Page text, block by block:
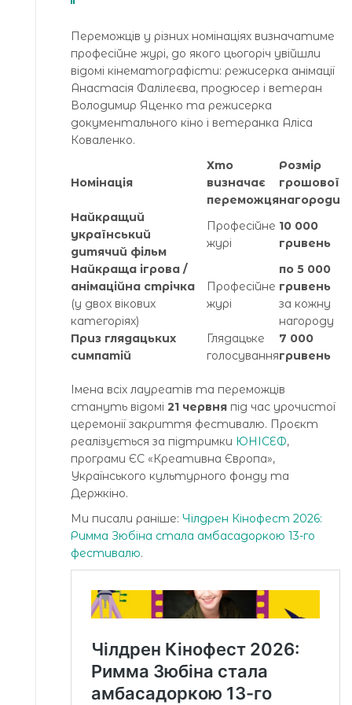
Переможців у різних номінаціях визначатиме
професійне журі, до якого цьогоріч увійшли
відомі кінематографісти: режисерка анімації
Анастасія Фалілеєва, продюсер і ветеран
Володимир Яценко та режисерка
документального кіно і ветеранка Аліса
Коваленко.
Номінація
Хто
визначає
переможця
Розмір
грошової
нагороди
Найкращий
український
дитячий фільм
Професійне
журі
10 000
гривень
Найкраща ігрова /
анімаційна стрічка
(у двох вікових
категоріях)
Професійне
журі
по 5 000
гривень
за кожну
нагороду
Приз глядацьких
симпатій
Глядацьке
голосування
7 000
гривень
Імена всіх лауреатів та переможців
стануть відомі 21 червня під час урочистої
церемонії закриття фестивалю. Проєкт
реалізується за підтримки ЮНІСЕФ,
програми ЄС «Креативна Європа»,
Українського культурного фонду та
Держкіно.
Ми писали раніше: Чілдрен Кінофест 2026:
Римма Зюбіна стала амбасадоркою 13-го
фестивалю.